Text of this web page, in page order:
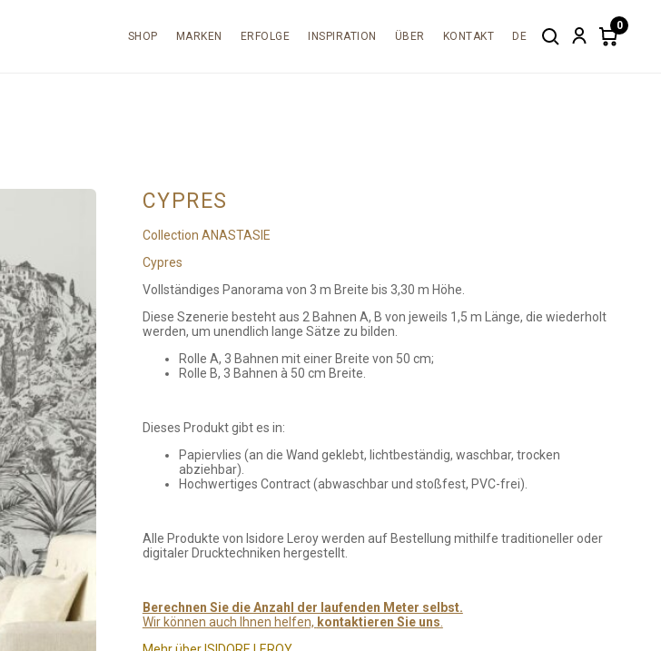
SHOP MARKEN ERFOLGE INSPIRATION ÜBER KONTAKT DE SearchAccount
0
Items
CYPRES
Collection ANASTASIE
Cypres
Vollständiges Panorama von 3 m Breite bis 3,30 m Höhe.
Diese Szenerie besteht aus 2 Bahnen A, B von jeweils 1,5 m Länge, die wiederholt
werden, um unendlich lange Sätze zu bilden.
Rolle A, 3 Bahnen mit einer Breite von 50 cm;
Rolle B, 3 Bahnen à 50 cm Breite.
Dieses Produkt gibt es in:
Papiervlies (an die Wand geklebt, lichtbeständig, waschbar, trocken
abziehbar).
Hochwertiges Contract (abwaschbar und stoßfest, PVC-frei).
Alle Produkte von Isidore Leroy werden auf Bestellung mithilfe traditioneller oder
digitaler Drucktechniken hergestellt.
Berechnen Sie die Anzahl der laufenden Meter selbst.
Wir können auch Ihnen helfen, kontaktieren Sie uns